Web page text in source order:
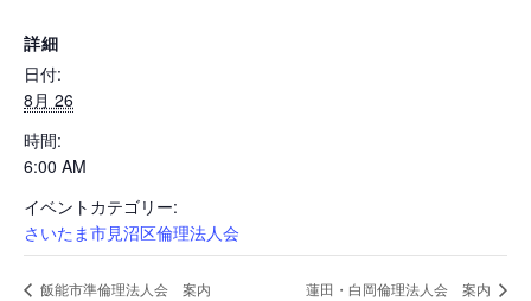
県内ネットワーク
会員専用ページ
詳細
日付:
8月 26
時間:
6:00 AM
イベントカテゴリー:
さいたま市見沼区倫理法人会
飯能市準倫理法人会 案内 蓮田・白岡倫理法人会 案内